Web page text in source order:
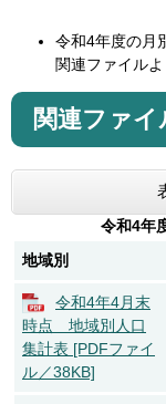
令和4年度の月
関連ファイル
関連ファイ
令和4年
地域別
令和4年4月末
時点 地域別人口
集計表 [PDFファイ
ル／38KB]